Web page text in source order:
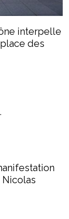
interpelle
des